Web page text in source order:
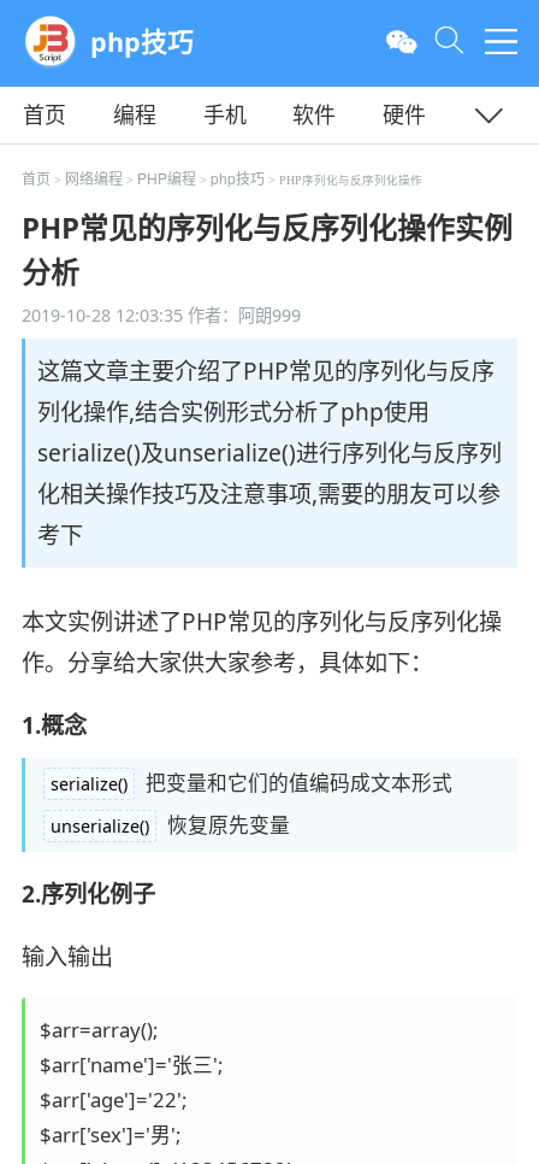
php技巧
首页 编程 手机 软件
硬件
教程
平面 服务器
首页 > 网络编程 > PHP编程 > php技巧 > PHP序列化与反序列化操作
PHP常见的序列化与反序列化操作实例
分析
2019-10-28 12:03:35作者：阿朗999
这篇文章主要介绍了PHP常见的序列化与反序
列化操作,结合实例形式分析了php使用
serialize()及unserialize()进行序列化与反序列
化相关操作技巧及注意事项,需要的朋友可以参
考下
本文实例讲述了PHP常见的序列化与反序列化操
作。分享给大家供大家参考，具体如下：
1.概念
serialize() 把变量和它们的值编码成文本形式
unserialize() 恢复原先变量
2.序列化例子
输入输出
$arr=array();
$arr['name']='张三';
$arr['age']='22';
$arr['sex']='男';